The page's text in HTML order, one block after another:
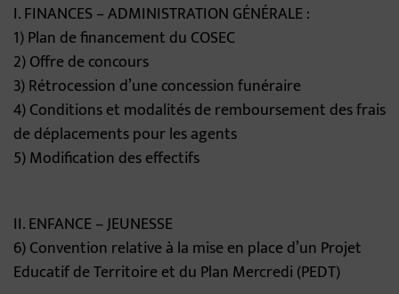
I. FINANCES – ADMINISTRATION GÉNÉRALE :
1) Plan de financement du COSEC
2) Offre de concours
3) Rétrocession d’une concession funéraire
4) Conditions et modalités de remboursement des frais
de déplacements pour les agents
5) Modification des effectifs
II. ENFANCE – JEUNESSE
6) Convention relative à la mise en place d’un Projet
Educatif de Territoire et du Plan Mercredi (PEDT)